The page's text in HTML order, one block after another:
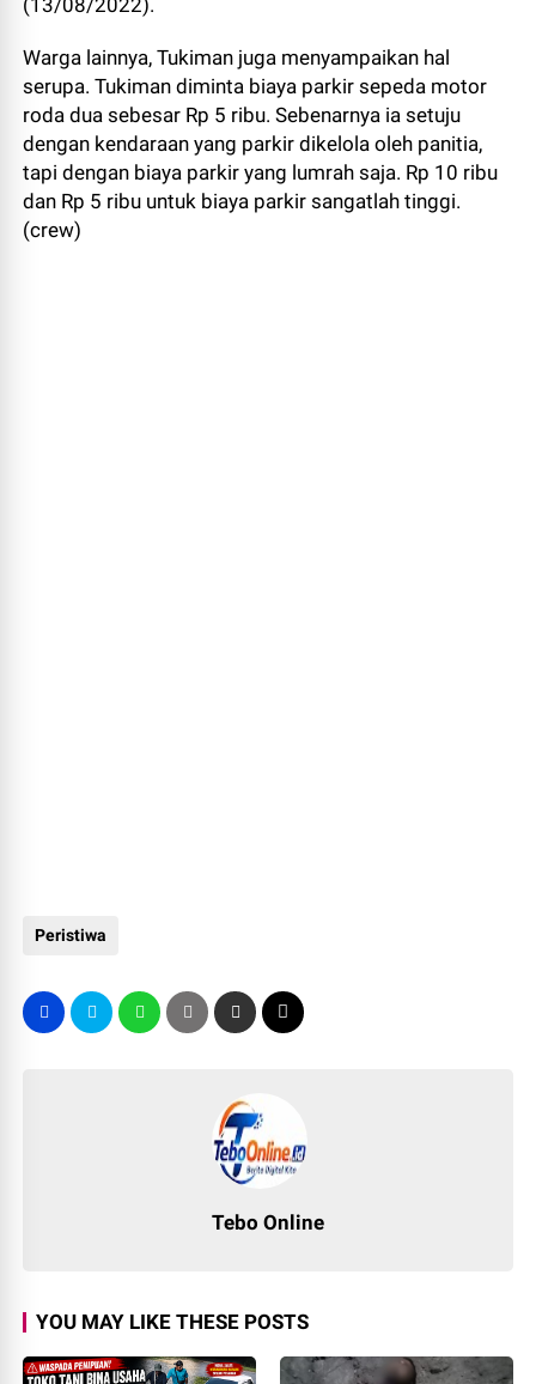
(13/08/2022).
Warga lainnya, Tukiman juga menyampaikan hal
serupa. Tukiman diminta biaya parkir sepeda motor
roda dua sebesar Rp 5 ribu. Sebenarnya ia setuju
dengan kendaraan yang parkir dikelola oleh panitia,
tapi dengan biaya parkir yang lumrah saja. Rp 10 ribu
dan Rp 5 ribu untuk biaya parkir sangatlah tinggi.
(crew)
Peristiwa
Tebo Online
YOU MAY LIKE THESE POSTS